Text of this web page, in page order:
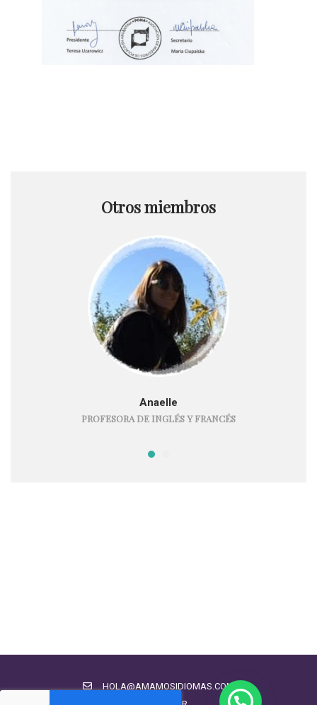
Otros miembros
Anaelle
PROFESORA DE INGLÉS Y FRANCÉS
HOLA@AMAMOSIDIOMAS.COM